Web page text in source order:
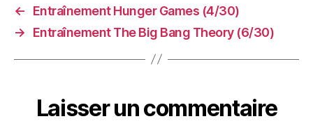
←
Entraînement Hunger Games (4/30)
→
Entraînement The Big Bang Theory (6/30)
Laisser un commentaire